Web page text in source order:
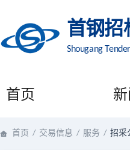
首钢招
Shougang
首页
首页 / 交易信息 / 服务 / 招采